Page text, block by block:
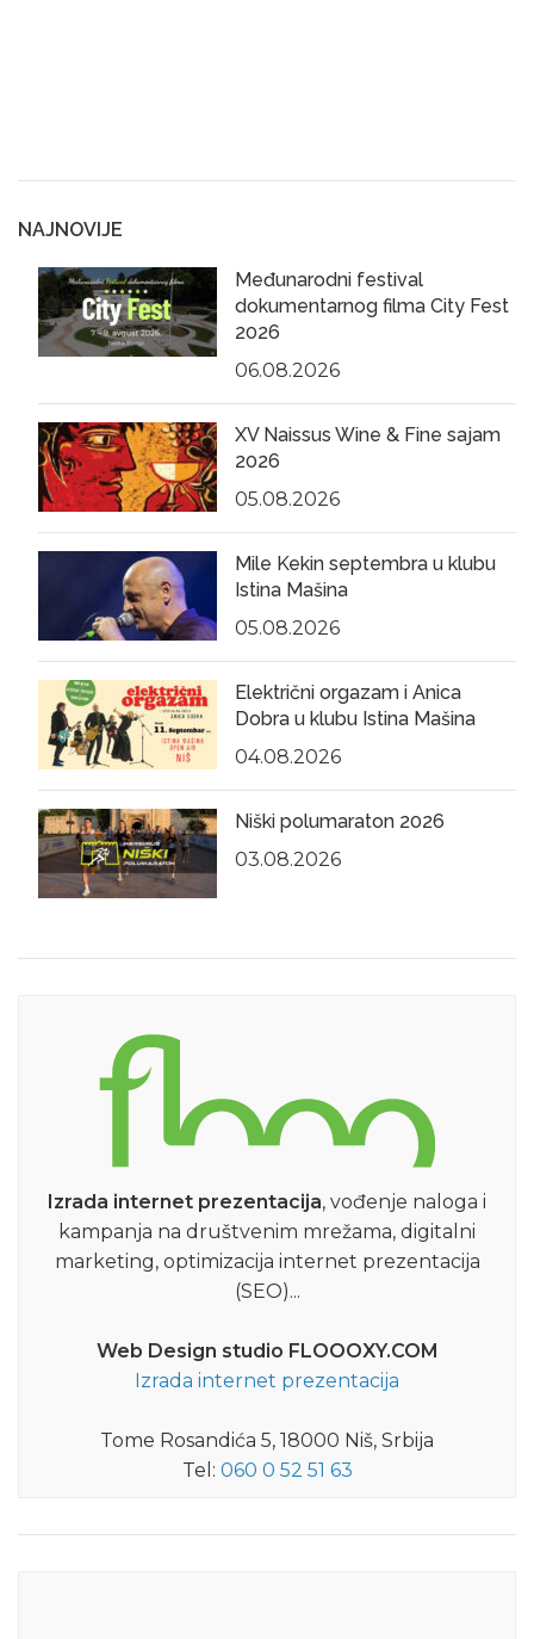
NAJNOVIJE
Međunarodni festival
dokumentarnog filma City Fest
2026
06.08.2026
XV Naissus Wine & Fine sajam
2026
05.08.2026
Mile Kekin septembra u klubu
Istina Mašina
05.08.2026
Električni orgazam i Anica
Dobra u klubu Istina Mašina
04.08.2026
Niški polumaraton 2026
03.08.2026
Izrada internet prezentacija, vođenje naloga i
kampanja na društvenim mrežama, digitalni
marketing, optimizacija internet prezentacija
(SEO)...
Web Design studio FLOOOXY.COM
Izrada internet prezentacija
Tome Rosandića 5, 18000 Niš, Srbija
Tel: 060 0 52 51 63